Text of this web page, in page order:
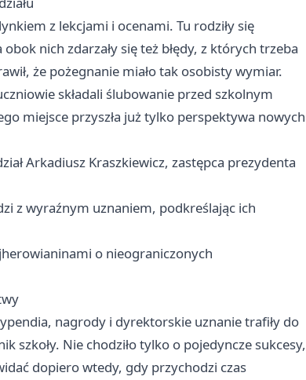
z lekcjami i ocenami. Tu rodziły się
nich zdarzały się też błędy, z których trzeba
że pożegnanie miało tak osobisty wymiar.
składali ślubowanie przed szkolnym
miejsce przyszła już tylko perspektywa nowych
Arkadiusz Kraszkiewicz, zastępca prezydenta
z wyraźnym uznaniem, podkreślając ich
o nieograniczonych
nagrody i dyrektorskie uznanie trafiły do
szkoły. Nie chodziło tylko o pojedyncze sukcesy,
dopiero wtedy, gdy przychodzi czas